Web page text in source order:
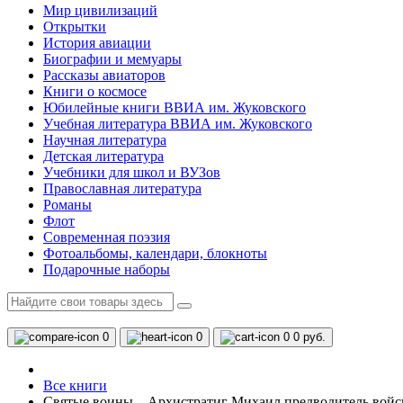
Мир цивилизаций
Открытки
История авиации
Биографии и мемуары
Рассказы авиаторов
Книги о космосе
Юбилейные книги ВВИА им. Жуковского
Учебная литература ВВИА им. Жуковского
Научная литература
Детская литература
Учебники для школ и ВУЗов
Православная литература
Романы
Флот
Современная поэзия
Фотоальбомы, календари, блокноты
Подарочные наборы
0 0 0 0 руб.
Все книги